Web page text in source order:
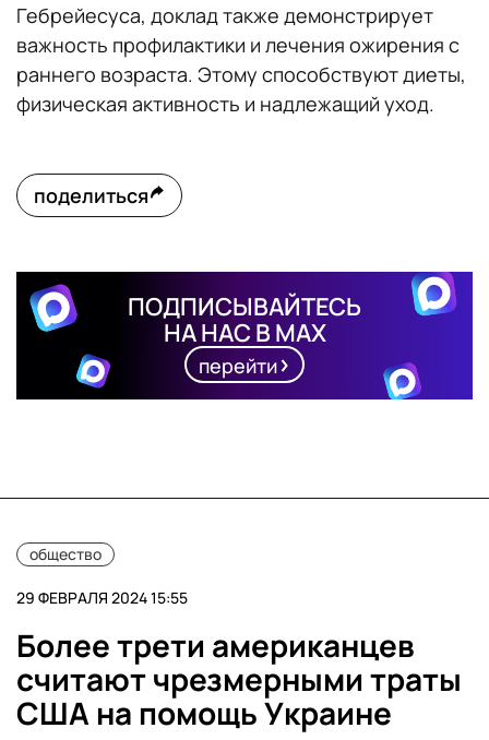
Гебрейесуса, доклад также демонстрирует
важность профилактики и лечения ожирения с
раннего возраста. Этому способствуют диеты,
физическая активность и надлежащий уход.
поделиться
ПОДПИСЫВАЙТЕСЬ
НА НАС В MAX
перейти
общество
29 ФЕВРАЛЯ 2024 15:55
Более трети американцев
считают чрезмерными траты
США на помощь Украине